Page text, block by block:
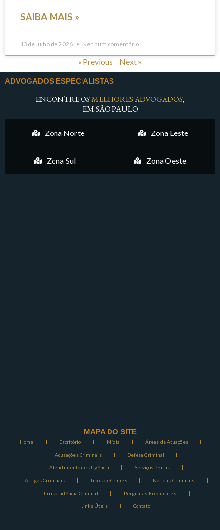
SAIBA MAIS »
13 de julho de 2026 Nenhum comentário
« Previous Next »
ADVOGADOS ESPECIALISTAS
ENCONTRE OSMELHORES ADVOGADOS,
EM SÃO PAULO
Zona Norte Zona Leste
Zona Sul Zona Oeste
MAPA DO SITE
Home Escritório Mídia Áreas de Atuações
Acusações Criminais Defesa Criminal
Atendimento de Urgência Serviços Penais
Artigos Criminais Tipos de Crimes Notícias Criminais
Jurisprudência Criminal Perguntas Frequentes
Links Úteis Contato